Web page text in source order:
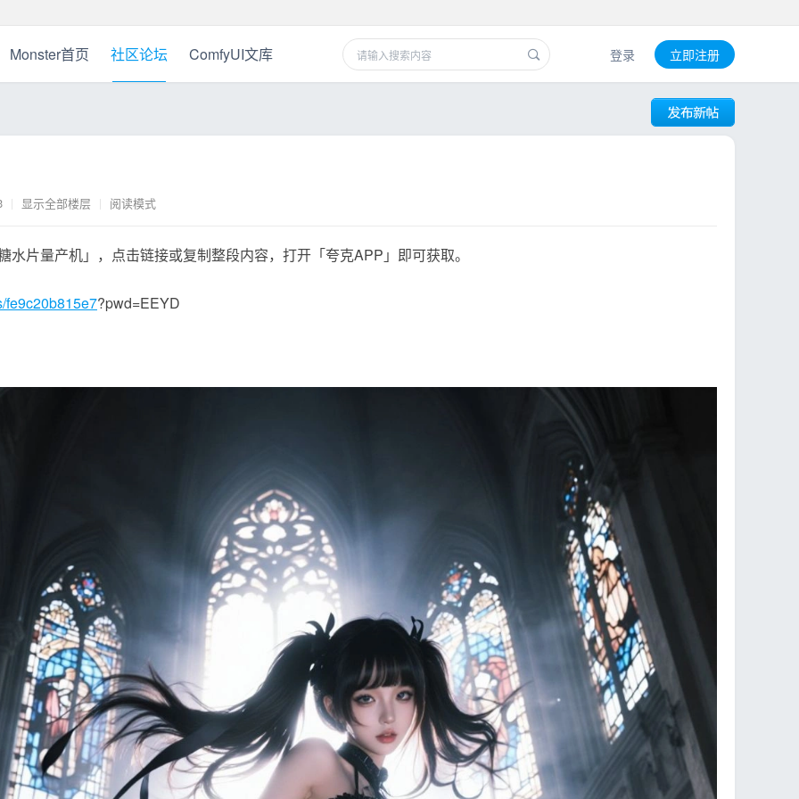
Monster首页 社区论坛 ComfyUI文库 登录 立即注册
| 显示全部楼层 | 阅读模式
水片量产机」，点击链接或复制整段内容，打开「夸克APP」即可获取。
fe9c20b815e7?pwd=EEYD